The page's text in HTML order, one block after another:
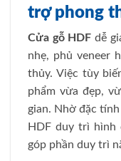
trợ phong
Cửa gỗ HDF dễ
nhẹ, phủ veneer
thủy. Việc tùy
phẩm vừa đẹp,
gian. Nhờ đặc
HDF duy trì hình
góp phần duy trì